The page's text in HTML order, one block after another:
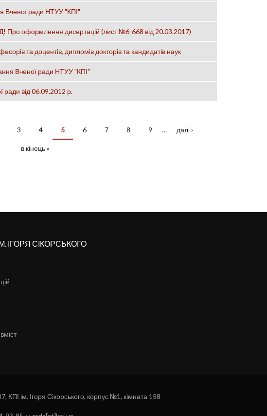
Вченої ради НТУУ "КПІ"
оформлення дисертацій (лист №6-668 від 20.03.2017)
та доцентів, дипломів докторів та кандидатів наук
Вченої ради НТУУ "КПІ"
ради від 06.09.2012 р.
3 4 5 6 7 8 9 … далі ›
в кінець »
ІГОРЯ СІКОРСЬКОГО
КПІ ім. Ігоря Сікорського, корпус №1, кімната 158